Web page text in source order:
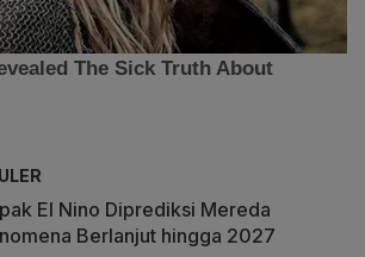
El Nino Diprediksi Mereda
Berlanjut hingga 2027